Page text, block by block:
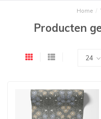
Home /
Producten